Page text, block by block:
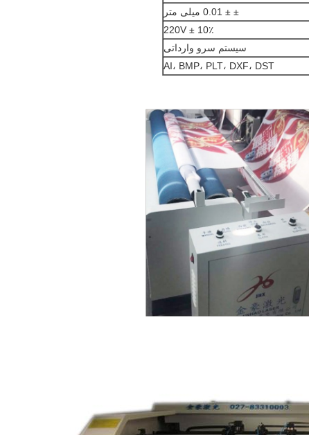
± ± 0.01 میلی متر
220V ± 10٪
سیستم سرو وارداتی
AI، BMP، PLT، DXF، DST